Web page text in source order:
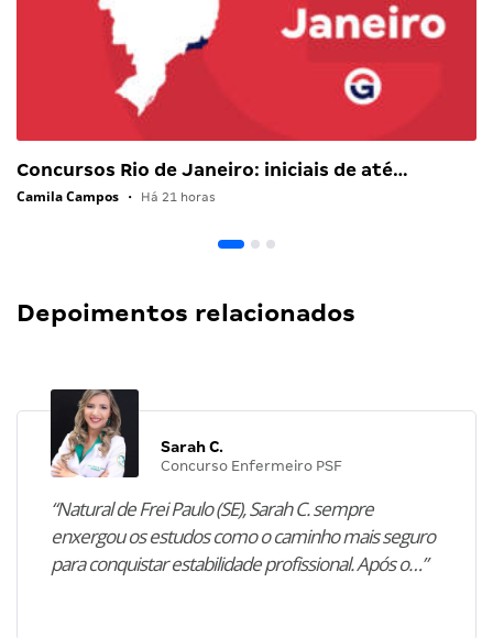
Concursos Rio de Janeiro: iniciais de até…
Camila Campos • Há 21 horas
Depoimentos relacionados
Sarah C.
Concurso Enfermeiro PSF
“Natural de Frei Paulo (SE), Sarah C. sempre
enxergou os estudos como o caminho mais seguro
para conquistar estabilidade profissional. Após o…”